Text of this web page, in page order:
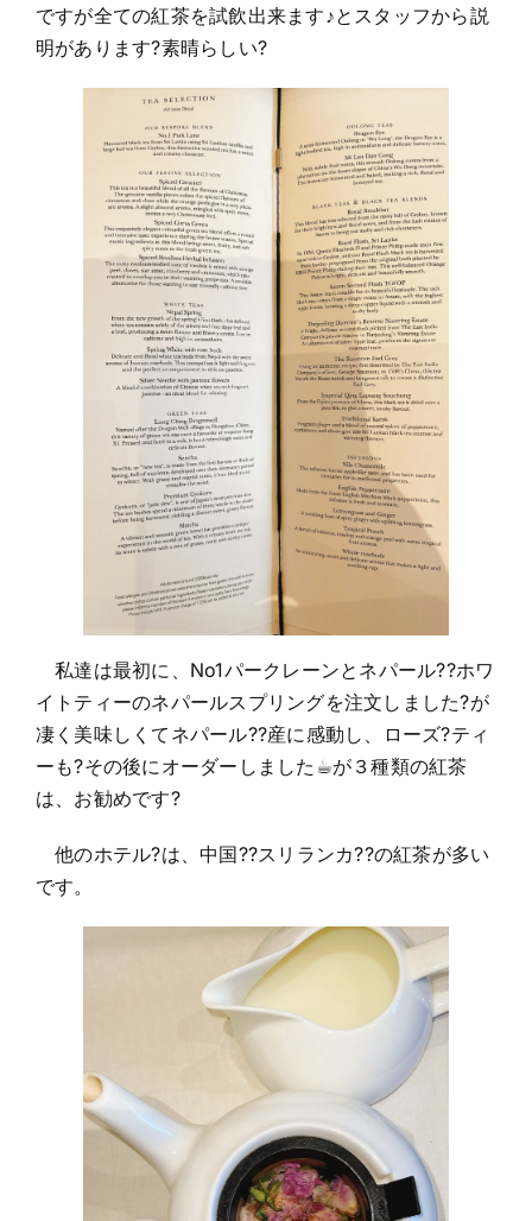
ですが全ての紅茶を試飲出来ます♪とスタッフから説
明があります?素晴らしい?
私達は最初に、No1パークレーンとネパール??ホワ
イトティーのネパールスプリングを注文しました?が
凄く美味しくてネパール??産に感動し、ローズ?ティ
ーも?その後にオーダーしました☕︎が３種類の紅茶
は、お勧めです?
他のホテル?は、中国??スリランカ??の紅茶が多い
です。